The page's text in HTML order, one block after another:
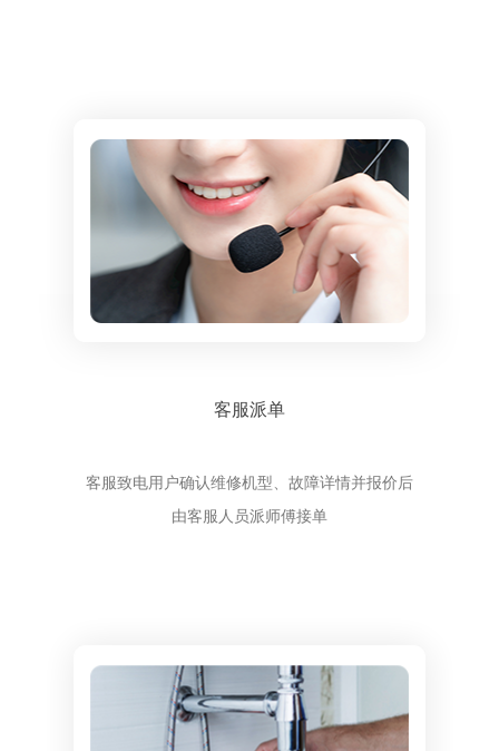
客服派单
客服致电用户确认维修机型、故障详情并报价后
由客服人员派师傅接单